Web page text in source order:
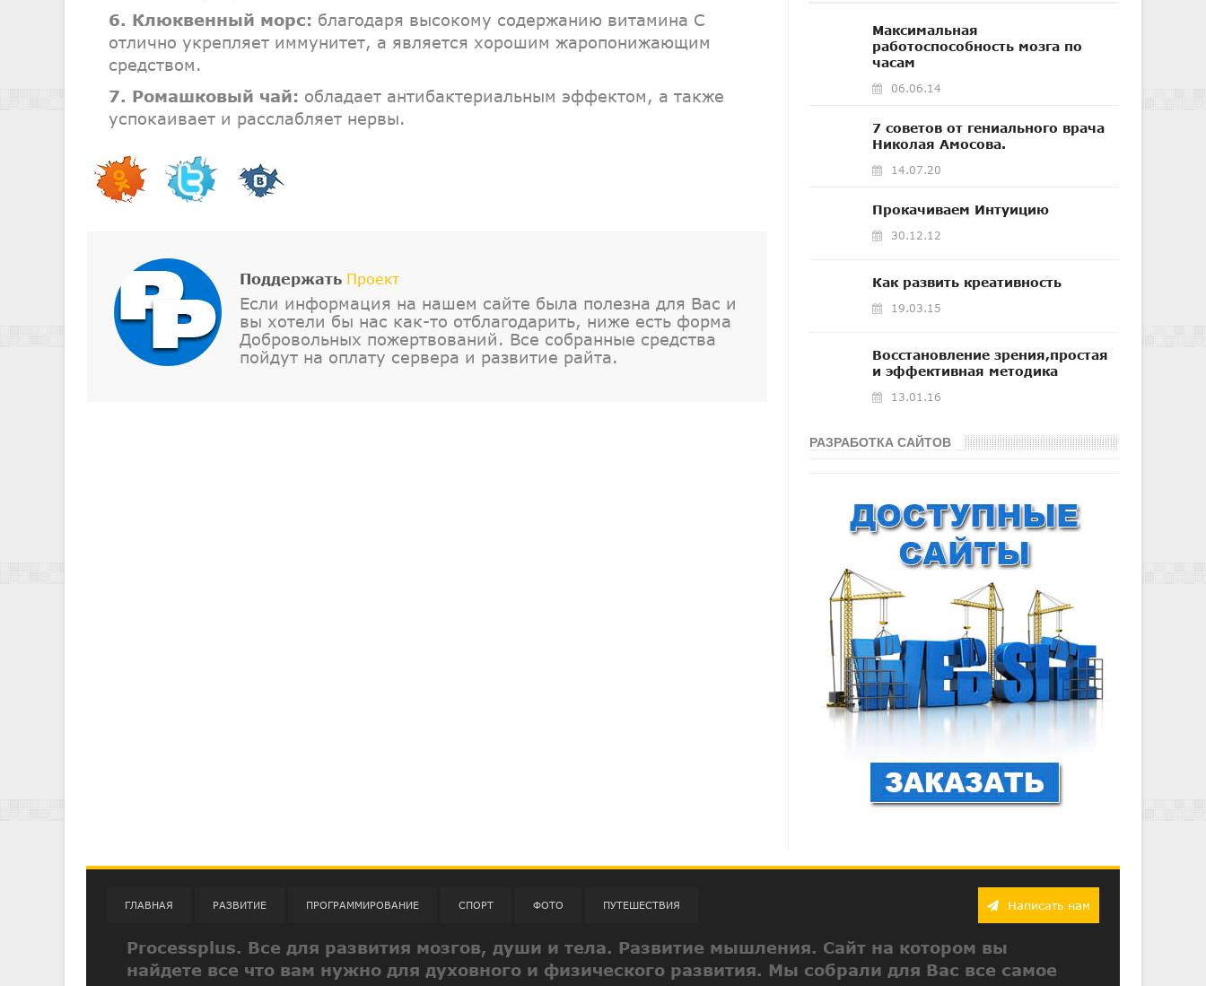
6. Клюквенный морс: благодаря высокому содержанию витамина С
отлично укрепляет иммунитет, а является хорошим жаропонижающим
средством.
7. Ромашковый чай: обладает антибактериальным эффектом, а также
успокаивает и расслабляет нервы.
Поддержать Проект
Если информация на нашем сайте была полезна для Вас и
вы хотели бы нас как-то отблагодарить, ниже есть форма
Добровольных пожертвований. Все собранные средства
пойдут на оплату сервера и развитие райта.
Максимальная
работоспособность мозга по
часам
06.06.14
7 советов от гениального врача
Николая Амосова.
14.07.20
Прокачиваем Интуицию
30.12.12
Как развить креативность
19.03.15
Восстановление зрения,простая
и эффективная методика
13.01.16
РАЗРАБОТКА САЙТОВ
ГЛАВНАЯ РАЗВИТИЕ ПРОГРАММИРОВАНИЕ СПОРТ ФОТО ПУТЕШЕСТВИЯ Написать нам
Processplus. Все для развития мозгов, души и тела. Развитие мышления. Сайт на котором вы
найдете все что вам нужно для духовного и физического развития. Мы собрали для Вас все самое